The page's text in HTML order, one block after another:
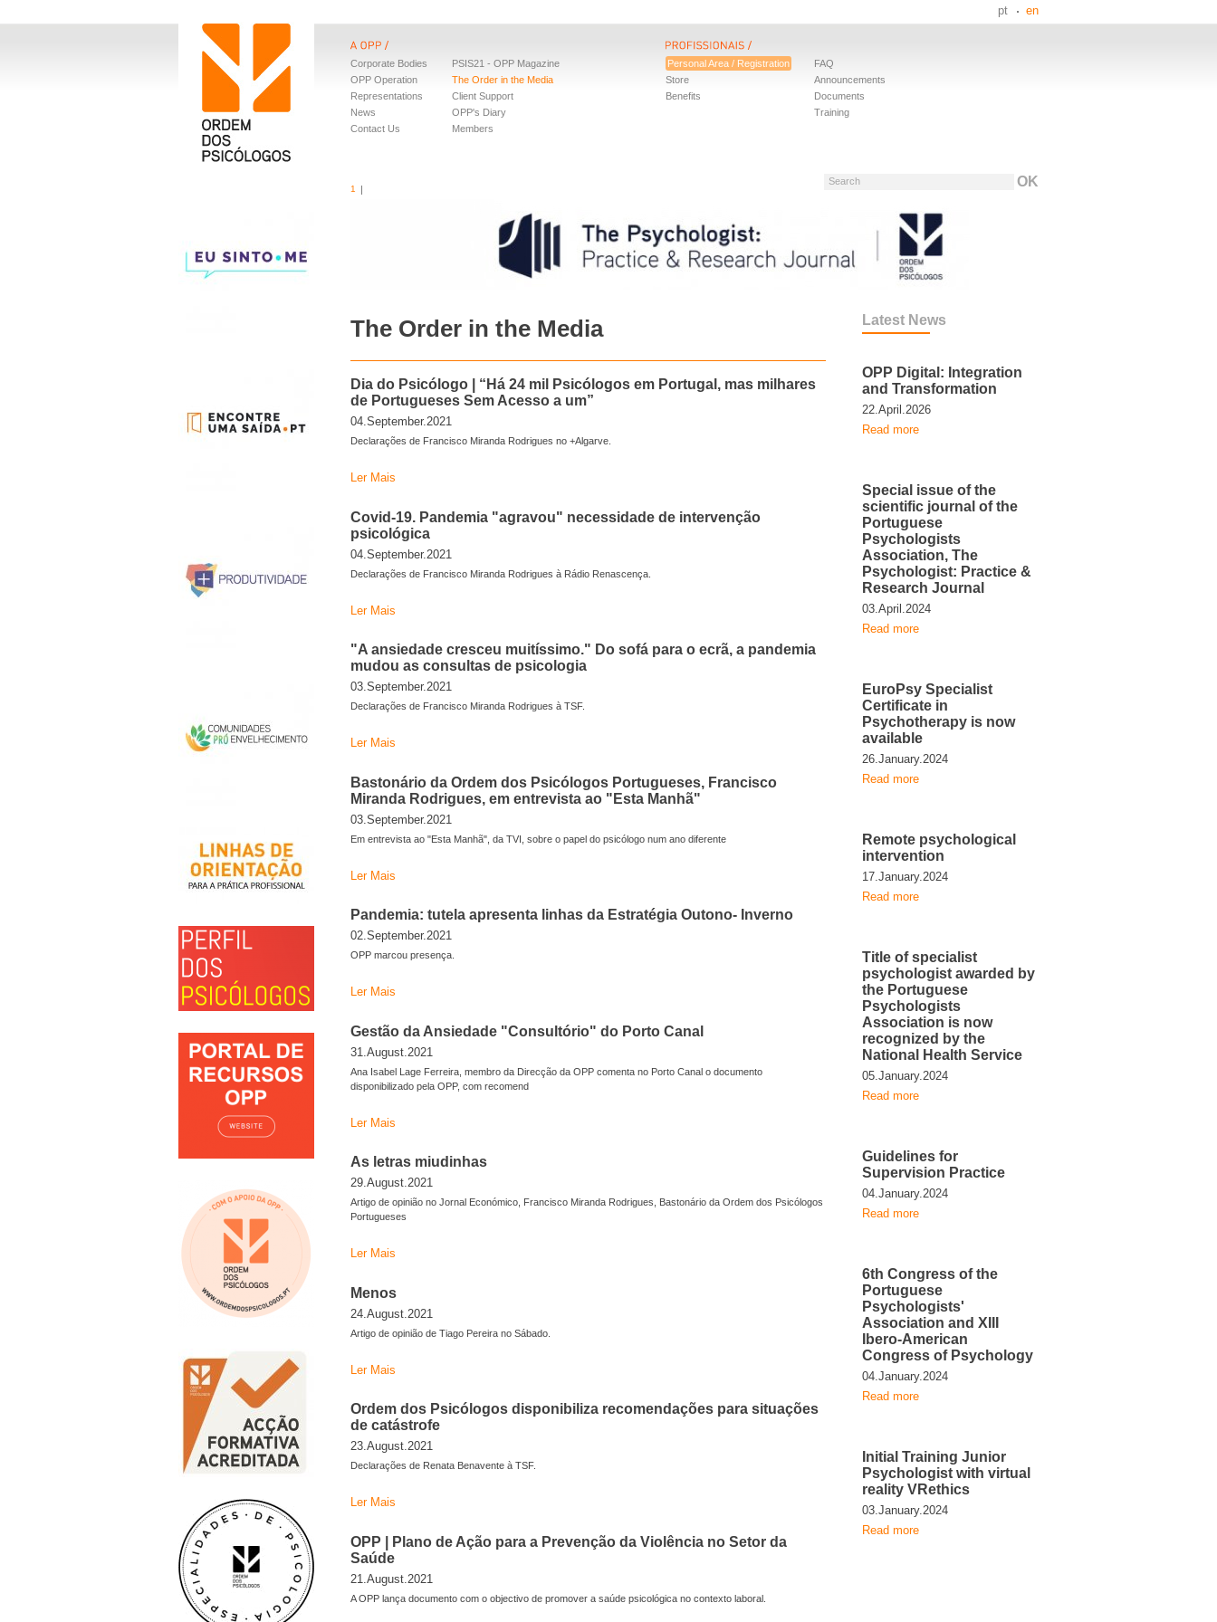
pt en
Corporate Bodies
OPP Operation
Representations
News
Contact Us
PSIS21 - OPP Magazine
The Order in the Media
Client Support
OPP's Diary
Members
Personal Area / Registration
Store
Benefits
FAQ
Announcements
Documents
Training
Search
1
The Order in the Media
Dia do Psicólogo | “Há 24 mil Psicólogos em Portugal, mas milhares
de Portugueses Sem Acesso a um”
04.September.2021
Declarações de Francisco Miranda Rodrigues no +Algarve.
Ler Mais
Covid-19. Pandemia "agravou" necessidade de intervenção
psicológica
04.September.2021
Declarações de Francisco Miranda Rodrigues à Rádio Renascença.
Ler Mais
"A ansiedade cresceu muitíssimo." Do sofá para o ecrã, a pandemia
mudou as consultas de psicologia
03.September.2021
Declarações de Francisco Miranda Rodrigues à TSF.
Ler Mais
Bastonário da Ordem dos Psicólogos Portugueses, Francisco
Miranda Rodrigues, em entrevista ao "Esta Manhã"
03.September.2021
Em entrevista ao "Esta Manhã", da TVI, sobre o papel do psicólogo num ano diferente
Ler Mais
Pandemia: tutela apresenta linhas da Estratégia Outono- Inverno
02.September.2021
OPP marcou presença.
Ler Mais
Gestão da Ansiedade "Consultório" do Porto Canal
31.August.2021
Ana Isabel Lage Ferreira, membro da Direcção da OPP comenta no Porto Canal o documento
disponibilizado pela OPP, com recomend
Ler Mais
As letras miudinhas
29.August.2021
Artigo de opinião no Jornal Económico, Francisco Miranda Rodrigues, Bastonário da Ordem dos Psicólogos
Portugueses
Ler Mais
Menos
24.August.2021
Artigo de opinião de Tiago Pereira no Sábado.
Ler Mais
Ordem dos Psicólogos disponibiliza recomendações para situações
de catástrofe
23.August.2021
Declarações de Renata Benavente à TSF.
Ler Mais
OPP | Plano de Ação para a Prevenção da Violência no Setor da
Saúde
21.August.2021
A OPP lança documento com o objectivo de promover a saúde psicológica no contexto laboral.
Latest News
OPP Digital: Integration
and Transformation
22.April.2026
Read more
Special issue of the
scientific journal of the
Portuguese
Psychologists
Association, The
Psychologist: Practice &
Research Journal
03.April.2024
Read more
EuroPsy Specialist
Certificate in
Psychotherapy is now
available
26.January.2024
Read more
Remote psychological
intervention
17.January.2024
Read more
Title of specialist
psychologist awarded by
the Portuguese
Psychologists
Association is now
recognized by the
National Health Service
05.January.2024
Read more
Guidelines for
Supervision Practice
04.January.2024
Read more
6th Congress of the
Portuguese
Psychologists'
Association and XIII
Ibero-American
Congress of Psychology
04.January.2024
Read more
Initial Training Junior
Psychologist with virtual
reality VRethics
03.January.2024
Read more